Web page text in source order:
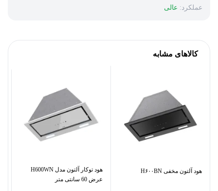
عملکرد: عالی
کالاهای مشابه
هود آلتون مخفی H۶۰۰BN
هود توکار آلتون مدل H600WN
عرض 60 سانتی متر